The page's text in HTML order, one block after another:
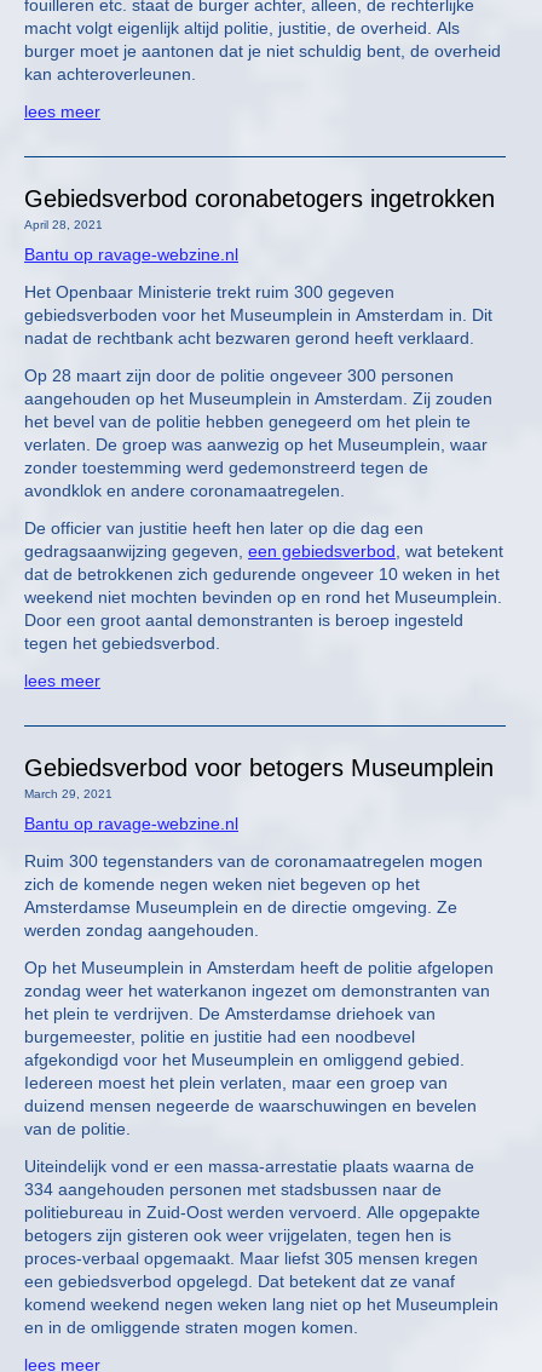
fouilleren etc. staat de burger achter, alleen, de rechterlijke
macht volgt eigenlijk altijd politie, justitie, de overheid. Als
burger moet je aantonen dat je niet schuldig bent, de overheid
kan achteroverleunen.
lees meer
Gebiedsverbod coronabetogers ingetrokken
April 28, 2021
Bantu op ravage-webzine.nl
Het Openbaar Ministerie trekt ruim 300 gegeven
gebiedsverboden voor het Museumplein in Amsterdam in. Dit
nadat de rechtbank acht bezwaren gerond heeft verklaard.
Op 28 maart zijn door de politie ongeveer 300 personen
aangehouden op het Museumplein in Amsterdam. Zij zouden
het bevel van de politie hebben genegeerd om het plein te
verlaten. De groep was aanwezig op het Museumplein, waar
zonder toestemming werd gedemonstreerd tegen de
avondklok en andere coronamaatregelen.
De officier van justitie heeft hen later op die dag een
gedragsaanwijzing gegeven, een gebiedsverbod , wat betekent
dat de betrokkenen zich gedurende ongeveer 10 weken in het
weekend niet mochten bevinden op en rond het Museumplein.
Door een groot aantal demonstranten is beroep ingesteld
tegen het gebiedsverbod.
lees meer
Gebiedsverbod voor betogers Museumplein
March 29, 2021
Bantu op ravage-webzine.nl
Ruim 300 tegenstanders van de coronamaatregelen mogen
zich de komende negen weken niet begeven op het
Amsterdamse Museumplein en de directie omgeving. Ze
werden zondag aangehouden.
Op het Museumplein in Amsterdam heeft de politie afgelopen
zondag weer het waterkanon ingezet om demonstranten van
het plein te verdrijven. De Amsterdamse driehoek van
burgemeester, politie en justitie had een noodbevel
afgekondigd voor het Museumplein en omliggend gebied.
Iedereen moest het plein verlaten, maar een groep van
duizend mensen negeerde de waarschuwingen en bevelen
van de politie.
Uiteindelijk vond er een massa-arrestatie plaats waarna de
334 aangehouden personen met stadsbussen naar de
politiebureau in Zuid-Oost werden vervoerd. Alle opgepakte
betogers zijn gisteren ook weer vrijgelaten, tegen hen is
proces-verbaal opgemaakt. Maar liefst 305 mensen kregen
een gebiedsverbod opgelegd. Dat betekent dat ze vanaf
komend weekend negen weken lang niet op het Museumplein
en in de omliggende straten mogen komen.
lees meer